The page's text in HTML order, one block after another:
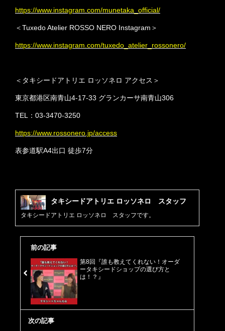
https://www.instagram.com/munetaka_official/
＜Tuxedo Atelier ROSSO NERO Instagram＞
https://www.instagram.com/tuxedo_atelier_rossonero/
＜タキシードアトリエ ロッソネロ アクセス＞
東京都港区南青山4-17-33 グランカーサ南青山306
TEL：03-3470-3250
https://www.rossonero.jp/access
表参道駅A4出口 徒歩7分
タキシードアトリエ ロッソネロ スタッフ
タキシードアトリエ ロッソネロ スタッフです。
前の記事
第8回『誰も教えてくれない！オーダ
ータキシードショップの選び方と
は！？』
次の記事